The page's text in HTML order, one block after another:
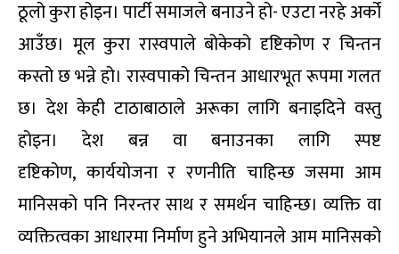
ठूलो कुरा होइन। पार्टी समाजले बनाउने हो- एउटा नरहे अर्को
आउँछ। मूल कुरा रास्वपाले बोकेको दृष्टिकोण र चिन्तन
कस्तो छ भन्ने हो। रास्वपाको चिन्तन आधारभूत रूपमा गलत
छ। देश केही टाठाबाठाले अरूका लागि बनाइदिने वस्तु
होइन। देश बन्न वा बनाउनका लागि स्पष्ट
दृष्टिकोण, कार्ययोजना र रणनीति चाहिन्छ जसमा आम
मानिसको पनि निरन्तर साथ र समर्थन चाहिन्छ। व्यक्ति वा
व्यक्तित्वका आधारमा निर्माण हुने अभियानले आम मानिसको